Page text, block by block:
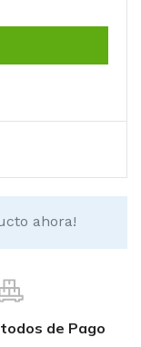
ahora!
de Pago